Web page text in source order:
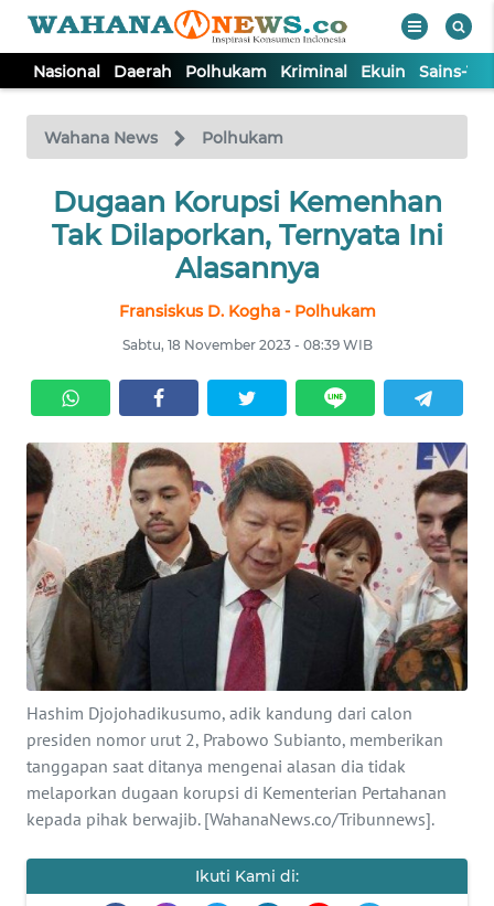
Nasional Daerah Polhukam Kriminal Ekuin Sains-
Wahana News Polhukam
Dugaan Korupsi Kemenhan
Tak Dilaporkan, Ternyata Ini
Alasannya
Fransiskus D. Kogha - Polhukam
Sabtu, 18 November 2023 - 08:39 WIB
Hashim Djojohadikusumo, adik kandung dari calon
presiden nomor urut 2, Prabowo Subianto, memberikan
tanggapan saat ditanya mengenai alasan dia tidak
melaporkan dugaan korupsi di Kementerian Pertahanan
kepada pihak berwajib. [WahanaNews.co/Tribunnews].
Ikuti Kami di:
TV
Tutup
NASIONAL
KRIMINAL
EKUIN
SAINS-TEKNO
KESEHATAN
INTERNASIONAL
SERBA-SERBI
PENDIDIKAN
OLAHRAGA